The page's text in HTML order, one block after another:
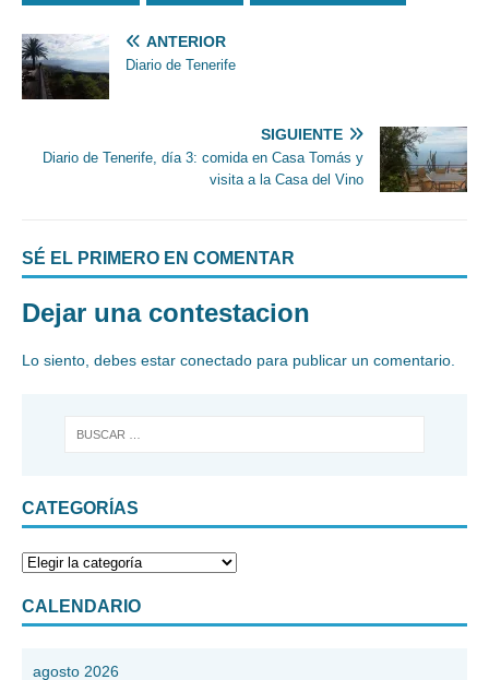
ANTERIOR
Diario de Tenerife
SIGUIENTE
Diario de Tenerife, día 3: comida en Casa Tomás y
visita a la Casa del Vino
SÉ EL PRIMERO EN COMENTAR
Dejar una contestacion
Lo siento, debes estar conectado para publicar un comentario.
CATEGORÍAS
CALENDARIO
agosto 2026